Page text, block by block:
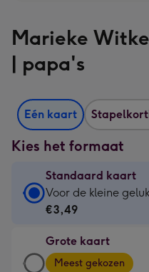
Marieke
| papa's
Eén kaart
Kies het formaat
Standaard kaart
Standaard
kaart
€3,49
-
Voor de kleine
€3,49
Grote kaart
Grote
Meest gekozen